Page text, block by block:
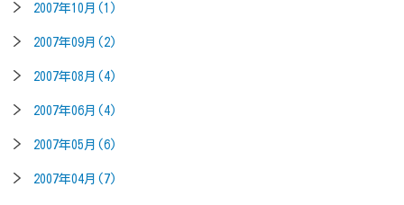
2007年10月(1)
2007年09月(2)
2007年08月(4)
2007年06月(4)
2007年05月(6)
2007年04月(7)